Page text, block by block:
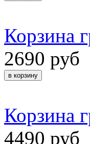
Корзина
2690 руб
Корзина
4490 руб